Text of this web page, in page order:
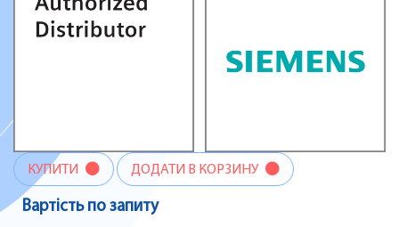
КУПИТИ ДОДАТИ В КОРЗИНУ
Вартість по запиту